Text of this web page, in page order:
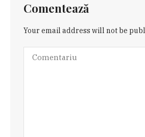
Comentează
Your email address will not be